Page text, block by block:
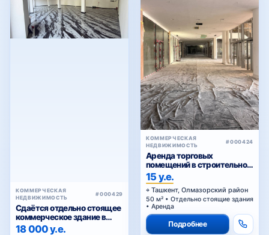
КОММЕРЧЕСКАЯ
НЕДВИЖИМОСТЬ
#000429
Сдаётся отдельно стоящее
коммерческое здание в
аренду
18 000 у.е.
КОММЕРЧЕСКАЯ
НЕДВИЖИМОСТЬ
#000424
Аренда торговых
помещений в строительном
торговом центре у Жомий
базара в Ташкенте
15 у.е.
Ташкент, Олмазорский район
50 м² • Отдельно стоящие здания
• Аренда
Подробнее